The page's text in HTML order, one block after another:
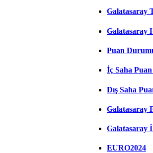
Galatasaray
Galatasaray
Puan
İç Saha
Dış Saha
Galatasaray
Galatasaray
EURO2024